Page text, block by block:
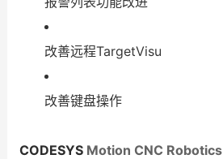
改善远程TargetVisu
改善键盘操作
CODESYS Motion CNC Robotics